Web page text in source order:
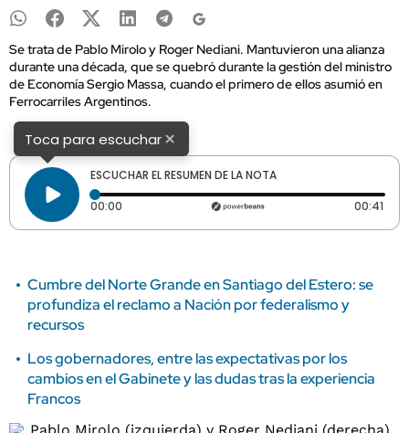
Se trata de Pablo Mirolo y Roger Nediani. Mantuvieron una alianza
durante una década, que se quebró durante la gestión del ministro
de Economía Sergio Massa, cuando el primero de ellos asumió en
Ferrocarriles Argentinos.
Toca para escuchar×
ESCUCHAR EL RESUMEN DE LA NOTA
00:00 Tiempo transcurrido: 0 segundos 00:41
Cumbre del Norte Grande en Santiago del Estero: se
profundiza el reclamo a Nación por federalismo y
recursos
Los gobernadores, entre las expectativas por los
cambios en el Gabinete y las dudas tras la experiencia
Francos